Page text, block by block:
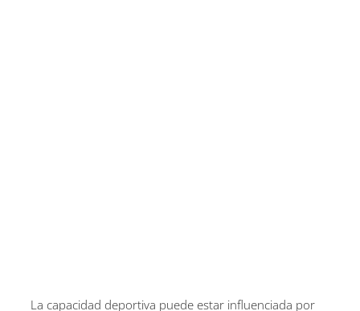
La capacidad deportiva puede estar influenciada por